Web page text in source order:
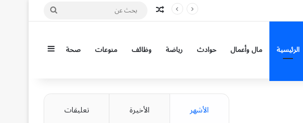
مقال عشوائي
بحث
الرئيسية مال وأعمال حوادث رياضة وظائف منوعات صحة إضافة عمود
الأشهر الأخيرة تعليقات